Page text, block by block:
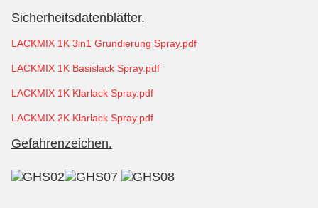
Sicherheitsdatenblätter.
LACKMIX 1K 3in1 Grundierung Spray.pdf
LACKMIX 1K Basislack Spray.pdf
LACKMIX 1K Klarlack Spray.pdf
LACKMIX 2K Klarlack Spray.pdf
Gefahrenzeichen.